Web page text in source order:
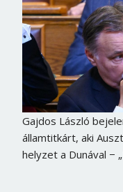
Gajdos László
államtitkárt, aki
helyzet a Dunával −